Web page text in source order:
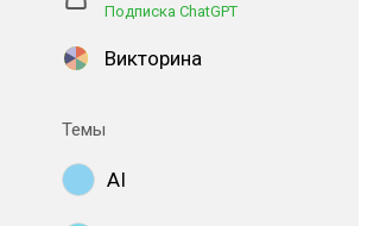
Подписка ChatGPT
Викторина
Темы
AI